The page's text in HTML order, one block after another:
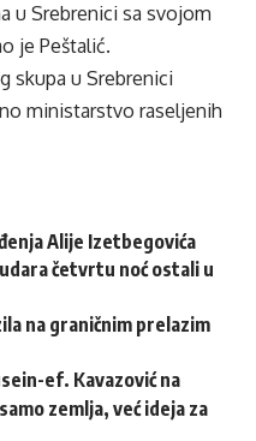
u Srebrenici sa svojom
je Peštalić.
skupa u Srebrenici
ministarstvo raseljenih
Alije Izetbegovića
četvrtu noć ostali u
na graničnim prelazim
ef. Kavazović na
zemlja, već ideja za